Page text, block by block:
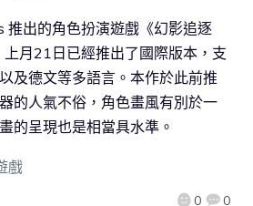
0 0
推出的角色扮演遊戲《幻影追逐
月21日已經推出了國際版本，支
及德文等多語言。本作於此前推
的人氣不俗，角色畫風有別於一
的呈現也是相當具水準。
戲